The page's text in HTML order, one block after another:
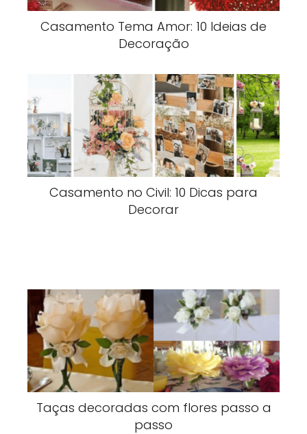
Casamento Tema Amor: 10 Ideias de
Decoração
Casamento no Civil: 10 Dicas para
Decorar
Taças decoradas com flores passo a
passo